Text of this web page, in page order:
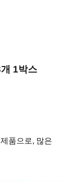
1박스
품으로, 많은